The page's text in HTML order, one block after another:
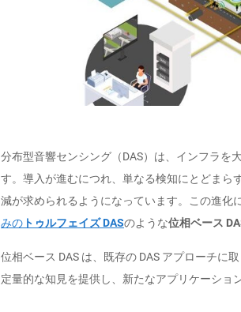
分布型音響センシング（DAS）は、インフラを
す。導入が進むにつれ、単なる検知にとどまら
減が求められるようになっています。この進化
みの トゥルフェイズDASのような位相ベース
位相ベース DAS は、既存の DAS アプローチに
定量的な知見を提供し、新たなアプリケーショ